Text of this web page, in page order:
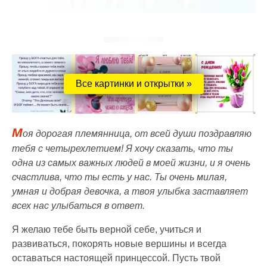
Все картинки и открытки »
Моя дорогая племянница, от всей души поздравляю
тебя с четырехлетием! Я хочу сказать, что ты
одна из самых важных людей в моей жизни, и я очень
счастлива, что ты есть у нас. Ты очень милая,
умная и добрая девочка, а твоя улыбка заставляет
всех нас улыбаться в ответ.
Я желаю тебе быть верной себе, учиться и
развиваться, покорять новые вершины и всегда
оставаться настоящей принцессой. Пусть твой